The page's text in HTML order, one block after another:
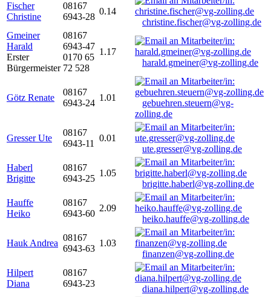
Fischer
Christine
08167
6943-28
0.14
christine.fischer@vg-zolling.de
Gmeiner
Harald
Erster
Bürgermeister
08167
6943-47
0170 65
72 528
1.17
harald.gmeiner@vg-zolling.de
Götz Renate
08167
6943-24
1.01
gebuehren.steuern@vg-
zolling.de
Gresser Ute
08167
6943-11
0.01
ute.gresser@vg-zolling.de
Haberl
Brigitte
08167
6943-25
1.05
brigitte.haberl@vg-zolling.de
Hauffe
Heiko
08167
6943-60
2.09
heiko.hauffe@vg-zolling.de
Hauk Andrea
08167
6943-63
1.03
finanzen@vg-zolling.de
Hilpert
Diana
08167
6943-23
diana.hilpert@vg-zolling.de